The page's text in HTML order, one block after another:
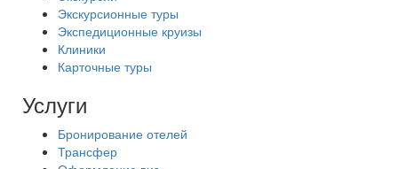
Экскурсионные туры
Экспедиционные круизы
Клиники
Карточные туры
Услуги
Бронирование отелей
Трансфер